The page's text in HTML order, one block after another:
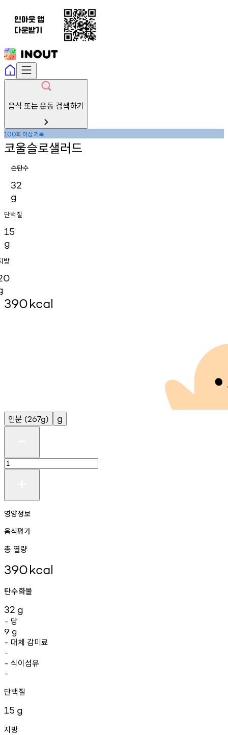
음식 또는 운동 검색하기
100회 이상기록
코울슬로샐러드
순탄수
32
g
단백질
15
g
방
390kcal
인분 (267g) g
영양정보
음식평가
총 열량
390kcal
탄수화물
32 g
- 당
9 g
- 대체 감미료
-
- 식이섬유
-
단백질
15 g
지방